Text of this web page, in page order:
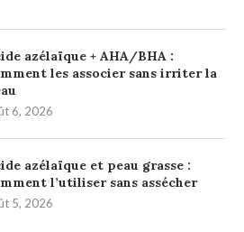
azélaïque + AHA/BHA :
les associer sans irriter la
6, 2026
azélaïque et peau grasse :
l’utiliser sans assécher
5, 2026